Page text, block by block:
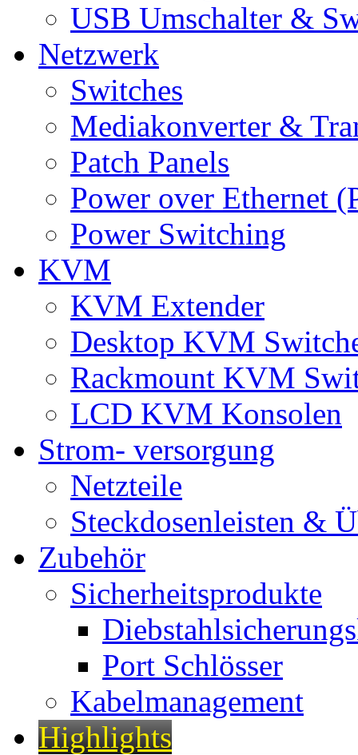
USB Umschalter &
Netzwerk
Switches
Mediakonverter &
Patch Panels
Power over Ethernet
Power Switching
KVM
KVM Extender
Desktop KVM
Rackmount KVM
LCD KVM Konsolen
Strom- versorgung
Netzteile
Steckdosenleisten &
Zubehör
Sicherheitsprodukte
Port Schlösser
Kabelmanagement
Highlights